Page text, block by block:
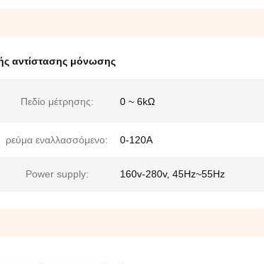
αντίστασης μόνωσης
Πεδίο μέτρησης: 0 ~ 6kΩ
ρεύμα εναλλασσόμενο: 0-120A
Power supply: 160v-280v, 45Hz~55Hz